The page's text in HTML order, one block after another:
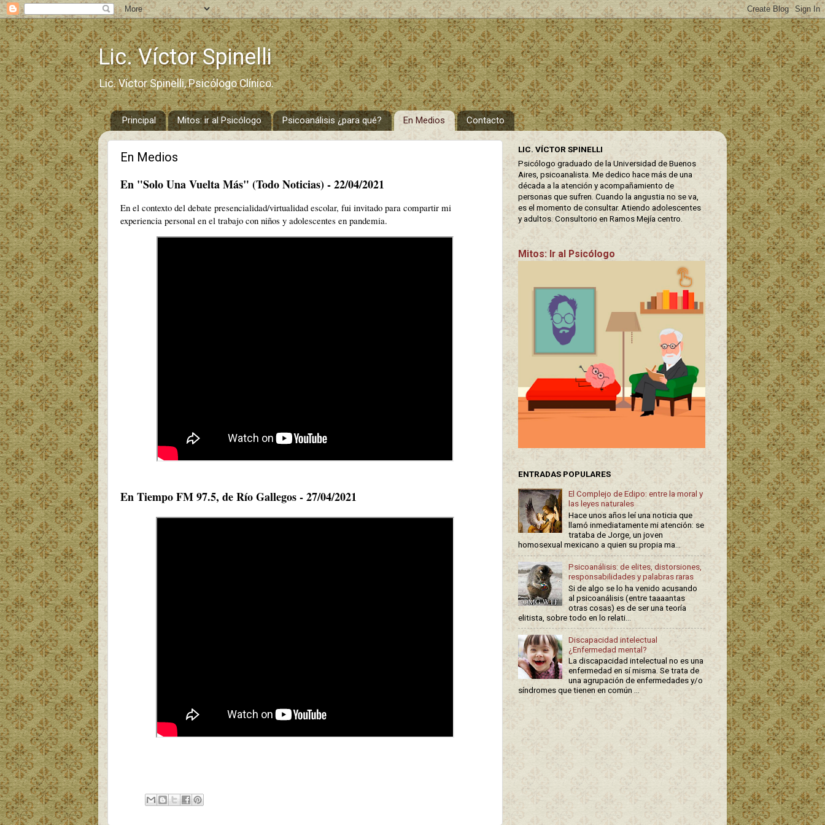
Lic. Víctor Spinelli
Lic. Víctor Spinelli, Psicólogo Clínico.
Principal Mitos: ir al Psicólogo Psicoanálisis ¿para qué? En Medios Contacto
En Medios
En "Solo Una Vuelta Más" (Todo Noticias) - 22/04/2021
En el contexto del debate presencialidad/virtualidad escolar, fui invitado para compartir mi
experiencia personal en el trabajo con niños y adolescentes en pandemia.
En Tiempo FM 97.5, de Río Gallegos - 27/04/2021
LIC. VÍCTOR SPINELLI
Psicólogo graduado de la Universidad de Buenos
Aires, psicoanalista. Me dedico hace más de una
década a la atención y acompañamiento de
personas que sufren. Cuando la angustia no se va,
es el momento de consultar. Atiendo adolescentes
y adultos. Consultorio en Ramos Mejía centro.
Mitos: Ir al Psicólogo
ENTRADAS POPULARES
El Complejo de Edipo: entre la moral y
las leyes naturales
Hace unos años leí una noticia que
llamó inmediatamente mi atención: se
trataba de Jorge, un joven
homosexual mexicano a quien su propia ma...
Psicoanálisis: de elites, distorsiones,
responsabilidades y palabras raras
Si de algo se lo ha venido acusando
al psicoanálisis (entre taaaantas
otras cosas) es de ser una teoría
elitista, sobre todo en lo relati...
Discapacidad intelectual
¿Enfermedad mental?
La discapacidad intelectual no es una
enfermedad en sí misma. Se trata de
una agrupación de enfermedades y/o
síndromes que tienen en común ...